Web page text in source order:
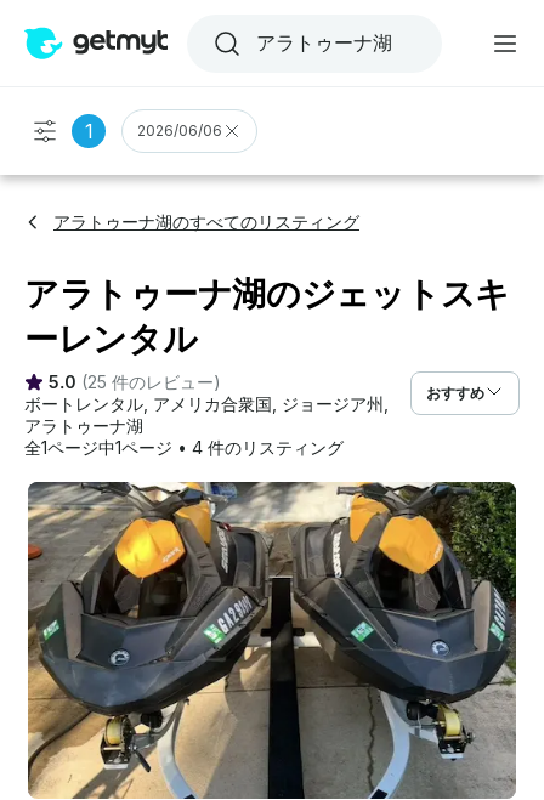
1 2026/06/06
アラトゥーナ湖のすべてのリスティング
アラトゥーナ湖のジェットスキ
ーレンタル
5.0 (25 件のレビュー)
ボートレンタル アメリカ合衆国 ジョージア州
アラトゥーナ湖
全1ページ中1ページ • 4 件のリスティング
おすすめ